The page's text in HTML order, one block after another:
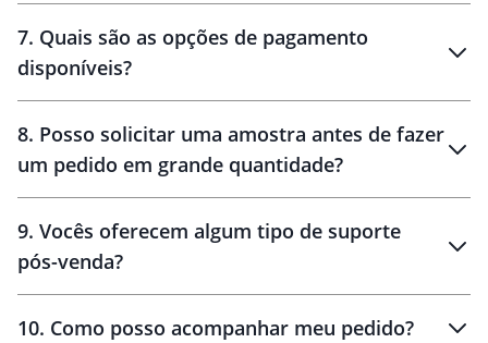
10 dias
brinde
48 horas
7. Quais são as opções de pagamento
disponíveis?
8. Posso solicitar uma amostra antes de fazer
um pedido em grande quantidade?
amostras
9. Vocês oferecem algum tipo de suporte
pós-venda?
10. Como posso acompanhar meu pedido?